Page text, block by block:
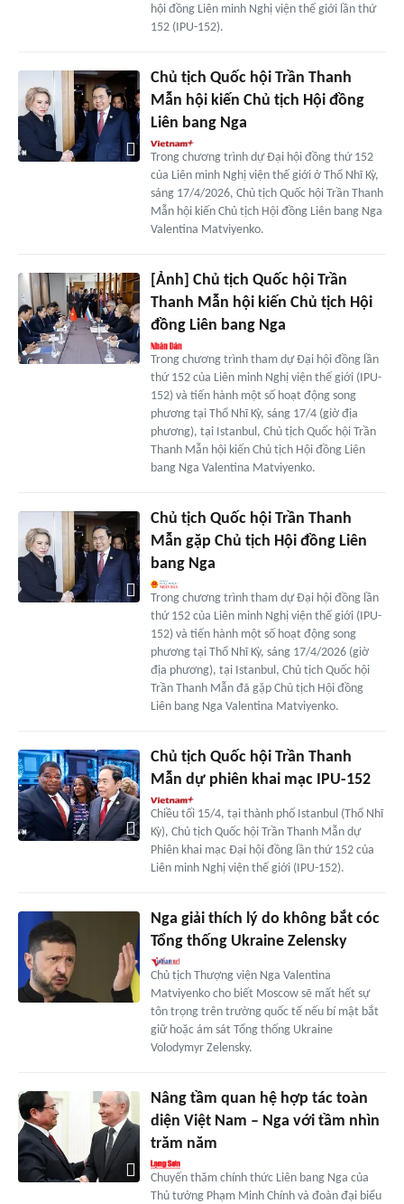
hội đồng Liên minh Nghị viện thế giới lần thứ
152 (IPU-152).
Chủ tịch Quốc hội Trần Thanh
Mẫn hội kiến Chủ tịch Hội đồng
Liên bang Nga
Trong chương trình dự Đại hội đồng thứ 152
của Liên minh Nghị viện thế giới ở Thổ Nhĩ Kỳ,
sáng 17/4/2026, Chủ tịch Quốc hội Trần Thanh
Mẫn hội kiến Chủ tịch Hội đồng Liên bang Nga
Valentina Matviyenko.
[Ảnh] Chủ tịch Quốc hội Trần
Thanh Mẫn hội kiến Chủ tịch Hội
đồng Liên bang Nga
Trong chương trình tham dự Đại hội đồng lần
thứ 152 của Liên minh Nghị viện thế giới (IPU-
152) và tiến hành một số hoạt động song
phương tại Thổ Nhĩ Kỳ, sáng 17/4 (giờ địa
phương), tại Istanbul, Chủ tịch Quốc hội Trần
Thanh Mẫn hội kiến Chủ tịch Hội đồng Liên
bang Nga Valentina Matviyenko.
Chủ tịch Quốc hội Trần Thanh
Mẫn gặp Chủ tịch Hội đồng Liên
bang Nga
Trong chương trình tham dự Đại hội đồng lần
thứ 152 của Liên minh Nghị viện thế giới (IPU-
152) và tiến hành một số hoạt động song
phương tại Thổ Nhĩ Kỳ, sáng 17/4/2026 (giờ
địa phương), tại Istanbul, Chủ tịch Quốc hội
Trần Thanh Mẫn đã gặp Chủ tịch Hội đồng
Liên bang Nga Valentina Matviyenko.
Chủ tịch Quốc hội Trần Thanh
Mẫn dự phiên khai mạc IPU-152
Chiều tối 15/4, tại thành phố Istanbul (Thổ Nhĩ
Kỳ), Chủ tịch Quốc hội Trần Thanh Mẫn dự
Phiên khai mạc Đại hội đồng lần thứ 152 của
Liên minh Nghị viện thế giới (IPU-152).
Nga giải thích lý do không bắt cóc
Tổng thống Ukraine Zelensky
Chủ tịch Thượng viện Nga Valentina
Matviyenko cho biết Moscow sẽ mất hết sự
tôn trọng trên trường quốc tế nếu bí mật bắt
giữ hoặc ám sát Tổng thống Ukraine
Volodymyr Zelensky.
Nâng tầm quan hệ hợp tác toàn
diện Việt Nam – Nga với tầm nhìn
trăm năm
Chuyến thăm chính thức Liên bang Nga của
Thủ tướng Phạm Minh Chính và đoàn đại biểu